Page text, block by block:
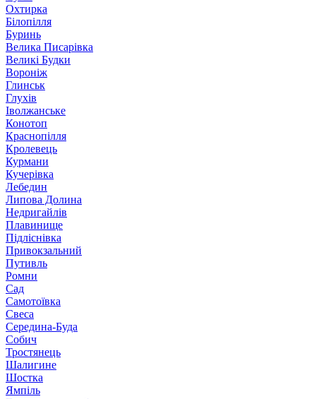
Охтирка
Білопілля
Буринь
Велика Писарівка
Великі Будки
Вороніж
Глинськ
Глухів
Іволжанське
Конотоп
Краснопілля
Кролевець
Курмани
Кучерівка
Лебедин
Липова Долина
Недригайлів
Плавинище
Підліснівка
Привокзальний
Путивль
Ромни
Сад
Самотоївка
Свеса
Середина-Буда
Собич
Тростянець
Шалигине
Шостка
Ямпіль